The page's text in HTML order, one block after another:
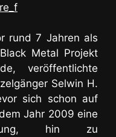
rund 7 Jahren als
Metal Projekt
veröffentlichte
Selwin H.
sich schon auf
Jahr 2009 eine
hin zu